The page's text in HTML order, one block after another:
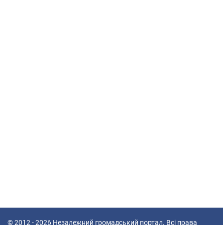
© 2012 - 2026 Незалежний громадський портал. Всі права